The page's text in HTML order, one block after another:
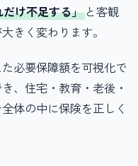
け不足する」と客観
きく変わります。
必要保障額を可視化で
、住宅・教育・老後・
体の中に保険を正しく